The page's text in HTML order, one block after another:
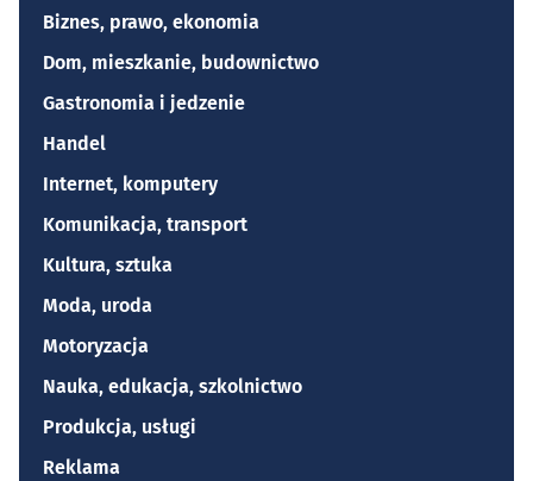
Biznes, prawo, ekonomia
Dom, mieszkanie, budownictwo
Gastronomia i jedzenie
Handel
Internet, komputery
Komunikacja, transport
Kultura, sztuka
Moda, uroda
Motoryzacja
Nauka, edukacja, szkolnictwo
Produkcja, usługi
Reklama